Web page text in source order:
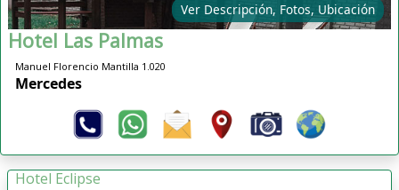
Ver Descripción, Fotos, Ubicación
Hotel Las Palmas
Manuel Florencio Mantilla 1.020
Mercedes
Hotel Eclipse